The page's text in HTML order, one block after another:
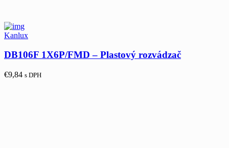
Kanlux
DB106F 1X6P/FMD – Plastový rozvádzač
€9,84 s DPH